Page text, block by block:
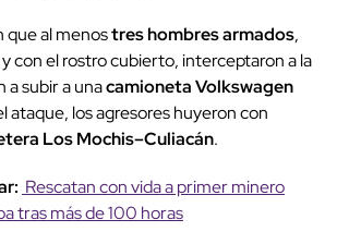
que al menostres hombres armados,
con el rostro cubierto, interceptaron a la
a subir a unacamioneta Volkswagen
ataque, los agresores huyeron con
Los Mochis–Culiacán.
Rescatan con vida a primer minero
tras más de 100 horas